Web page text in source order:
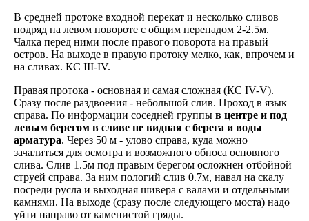
В средней протоке входной перекат и несколько сливов
подряд на левом повороте с общим перепадом 2-2.5м.
Чалка перед ними после правого поворота на правый
остров. На выходе в правую протоку мелко, как, впрочем и
на сливах. КС III-IV.
Правая протока - основная и самая сложная (КС IV-V).
Сразу после раздвоения - небольшой слив. Проход в язык
справа. По информации соседней группы в центре и под
левым берегом в сливе не видная с берега и воды
арматура. Через 50 м - улово справа, куда можно
зачалиться для осмотра и возможного обноса основного
слива. Слив 1.5м под правым берегом осложнен отбойной
струей справа. За ним пологий слив 0.7м, навал на скалу
посреди русла и выходная шивера с валами и отдельными
камнями. На выходе (сразу после следующего моста) надо
уйти направо от каменистой гряды.